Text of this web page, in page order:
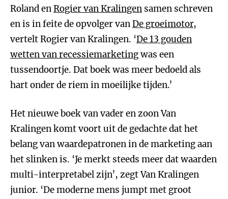
Roland enRogier van Kralingen samen schreven
en is in feite de opvolger vanDe groeimotor,
vertelt Rogier van Kralingen. ‘De 13 gouden
wetten van recessiemarketingwas een
tussendoortje. Dat boek was meer bedoeld als
hart onder de riem in moeilijke tijden.’
Het nieuwe boek van vader en zoon Van
Kralingen komt voort uit de gedachte dat het
belang van waardepatronen in de marketing aan
het slinken is. ‘Je merkt steeds meer dat waarden
multi-interpretabel zijn’, zegt Van Kralingen
junior. ‘De moderne mens jumpt met groot